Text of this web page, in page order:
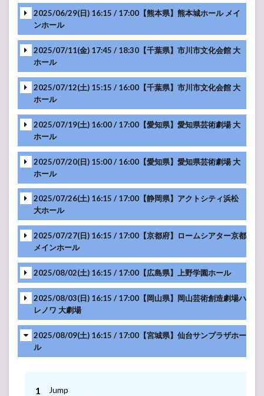
-アンコール-
-アンコール-
-アンコール-
-アンコール-
-アンコール-
-アンコール-
-アンコール-
-アンコール-
2025/06/29(日) 16:15 / 17:00【熊本県】熊本城ホール メイ
ンホール
-アンコール-
2025/07/11(金) 17:45 / 18:30【千葉県】市川市文化会館 大
ホール
2025/07/12(土) 15:15 / 16:00【千葉県】市川市文化会館 大
ホール
-アンコール-
2025/07/19(土) 16:00 / 17:00【愛知県】愛知県芸術劇場 大
ホール
2025/07/20(日) 15:00 / 16:00【愛知県】愛知県芸術劇場 大
ホール
2025/07/26(土) 16:15 / 17:00【静岡県】アクトシティ浜松
大ホール
2025/07/27(日) 16:15 / 17:00【京都府】ロームシアター京都
メインホール
2025/08/02(土) 16:15 / 17:00【広島県】上野学園ホール
2025/08/03(日) 16:15 / 17:00【岡山県】岡山芸術創造劇場ハ
レノワ 大劇場
2025/08/09(土) 16:15 / 17:00【宮城県】仙台サンプラザホー
ル
Jump